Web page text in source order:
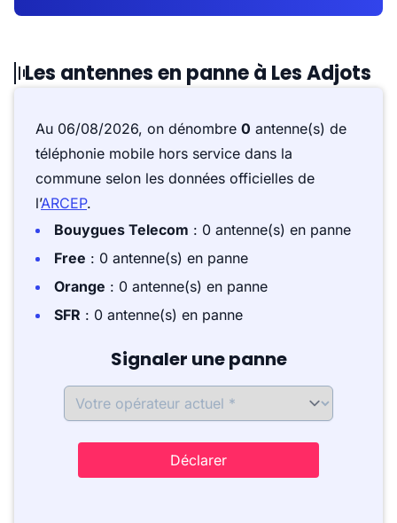
Les antennes en panne à Les Adjots
Au 06/08/2026, on dénombre 0 antenne(s) de
téléphonie mobile hors service dans la
commune selon les données officielles de
l’ARCEP.
Bouygues Telecom : 0 antenne(s) en panne
Free : 0 antenne(s) en panne
Orange : 0 antenne(s) en panne
SFR : 0 antenne(s) en panne
Signaler une panne
Déclarer